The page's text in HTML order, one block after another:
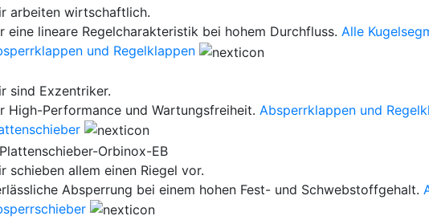
arbeiten wirtschaftlich.
eine lineare Regelcharakteristik bei hohem Durchfluss. Alle
und Regelklappen
sind Exzentriker.
High-Performance und Wartungsfreiheit. Absperrklappen und
schieben allem einen Riegel vor.
Absperrung bei einem hohen Fest- und Schwebstoffgehalt.